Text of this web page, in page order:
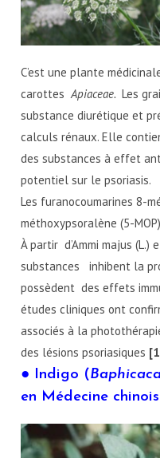
C’est une plante
carottesApiaceae.Les
substance diurétique et
calculs rénaux. Elle
des substances à effet
potentiel sur le psoriasis.
Les furanocoumarines 8-
méthoxypsoralène (5-
À partir d’Ammi majus (L.)
substances inhibent la
possèdent des effets
études cliniques ont
associés à la
des lésions psoriasiques
● Indigo (
en Médecine